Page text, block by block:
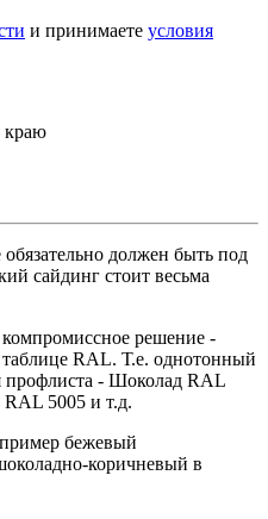
и принимаете условия
краю
должен быть под
сайдинг стоит весьма
решение -
RAL. Т.е. однотонный
профлиста - Шоколад RAL
5005 и т.д.
бежевый
коричневый в